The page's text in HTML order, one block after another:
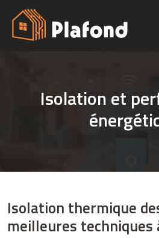
Isolation et
Isolation thermique
meilleures techniques